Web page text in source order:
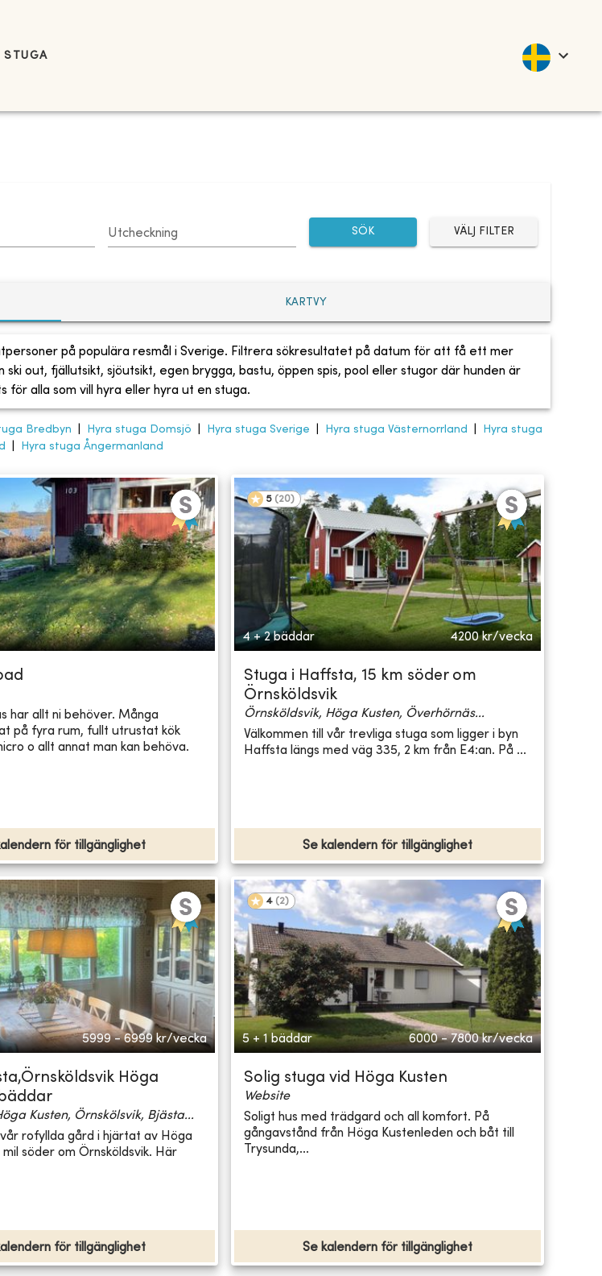
STUGA
Utcheckning SÖK VÄLJ FILTER
KARTVY
på populära resmål i Sverige. Filtrera sökresultatet på datum för att få ett mer
out, fjällutsikt, sjöutsikt, egen brygga, bastu, öppen spis, pool eller stugor där hunden är
för alla som vill hyra eller hyra ut en stuga.
Bredbyn Hyra stuga Domsjö Hyra stuga Sverige Hyra stuga Västernorrland
Hyra stuga
Hyra stuga Ångermanland
har allt ni behöver. Många
på fyra rum, fullt utrustat kök
o allt annat man kan behöva.
för tillgänglighet
5 (20)
4 + 2 bäddar 4200 kr/vecka
Stuga i Haffsta, 15 km söder om
Örnsköldsvik
Örnsköldsvik, Höga Kusten, Överhörnäs...
Välkommen till vår trevliga stuga som ligger i byn
Haffsta längs med väg 335, 2 km från E4:an. På ...
Se kalendern för tillgänglighet
5999 - 6999 kr/vecka
Höga
Kusten, Örnskölsvik, Bjästa...
vår rofyllda gård i hjärtat av Höga
mil söder om Örnsköldsvik. Här
för tillgänglighet
4 (2)
5 + 1 bäddar 6000 - 7800 kr/vecka
Solig stuga vid Höga Kusten
Website
Soligt hus med trädgard och all komfort. På
gångavstånd från Höga Kustenleden och båt till
Trysunda,...
Se kalendern för tillgänglighet